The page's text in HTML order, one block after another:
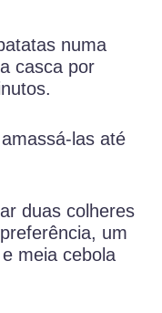
numa
casca por
las até
duas colheres
um
meia cebola